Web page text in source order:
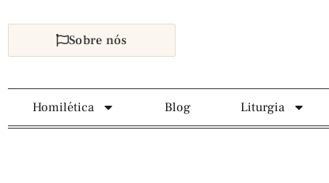
Sobre nós
Homilética Blog Liturgia